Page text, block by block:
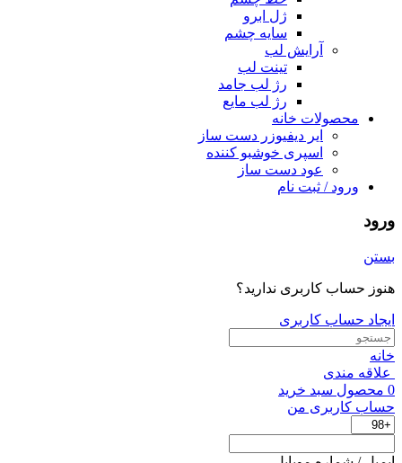
ژل ابرو
سایه چشم
آرایش لب
تینت لب
رژ لب جامد
رژ لب مایع
محصولات خانه
ایر دیفیوزر دست ساز
اسپری خوشبو کننده
عود دست ساز
ورود / ثبت نام
ورود
بستن
هنوز حساب کاربری ندارید؟
ایجاد حساب کاربری
خانه
علاقه مندی
0 محصول سبد خرید
حساب کاربری من